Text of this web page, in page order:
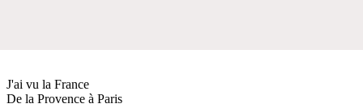
J'ai vu la France
De la Provence à Paris